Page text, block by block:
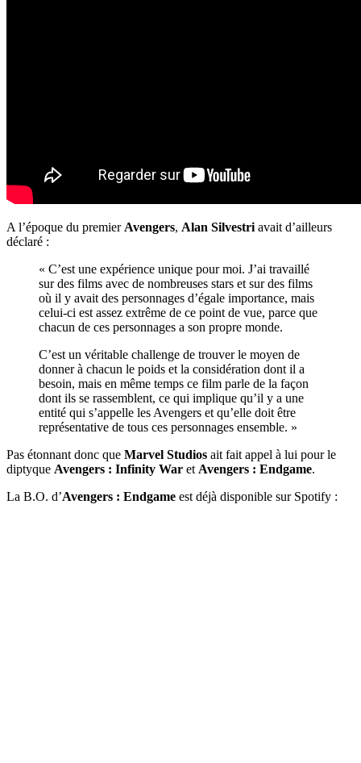
A l’époque du premier Avengers, Alan Silvestri avait d’ailleurs
déclaré :
« C’est une expérience unique pour moi. J’ai travaillé
sur des films avec de nombreuses stars et sur des films
où il y avait des personnages d’égale importance, mais
celui-ci est assez extrême de ce point de vue, parce que
chacun de ces personnages a son propre monde.
C’est un véritable challenge de trouver le moyen de
donner à chacun le poids et la considération dont il a
besoin, mais en même temps ce film parle de la façon
dont ils se rassemblent, ce qui implique qu’il y a une
entité qui s’appelle les Avengers et qu’elle doit être
représentative de tous ces personnages ensemble. »
Pas étonnant donc que Marvel Studios ait fait appel à lui pour le
diptyque Avengers : Infinity War et Avengers : Endgame.
La B.O. d’Avengers : Endgame est déjà disponible sur Spotify :